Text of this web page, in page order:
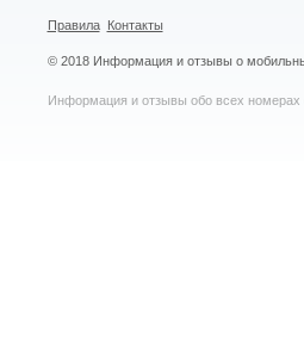
Правила Контакты
© 2018 Информация и отзывы о
Информация и отзывы обо всех номерах